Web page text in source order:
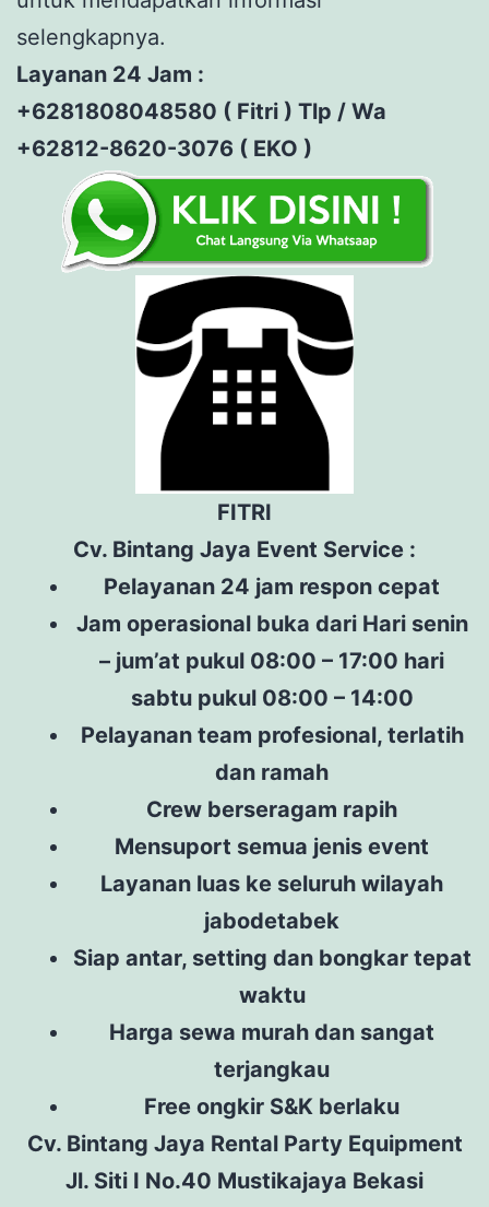
selengkapnya.
Layanan 24 Jam :
+6281808048580 ( Fitri ) Tlp / Wa
+62812-8620-3076 ( EKO )
FITRI
Cv. Bintang Jaya Event Service :
Pelayanan 24 jam respon cepat
Jam operasional buka dari Hari senin
– jum’at pukul 08:00 – 17:00 hari
sabtu pukul 08:00 – 14:00
Pelayanan team profesional, terlatih
dan ramah
Crew berseragam rapih
Mensuport semua jenis event
Layanan luas ke seluruh wilayah
jabodetabek
Siap antar, setting dan bongkar tepat
waktu
Harga sewa murah dan sangat
terjangkau
Free ongkir S&K berlaku
Cv. Bintang Jaya Rental Party Equipment
Jl. Siti I No.40 Mustikajaya Bekasi